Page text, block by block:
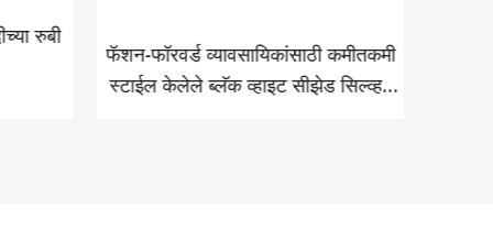
रुबी
फॅशन-फॉरवर्ड व्यावसायिकांसाठी कमीतकमी
स्टाईल केलेले ब्लॅक व्हाइट सीझेड सिल्व्हर